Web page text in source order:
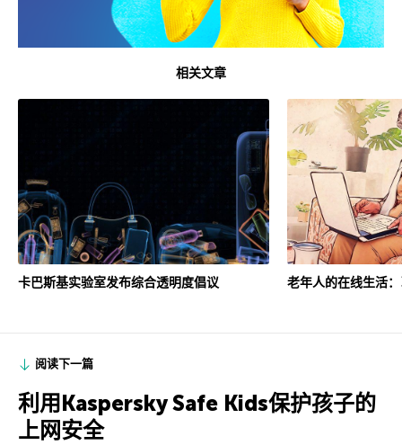
相关文章
卡巴斯基实验室发布综合透明度倡议 老年人的在线生活
阅读下一篇
利用Kaspersky Safe Kids保护孩子的
上网安全